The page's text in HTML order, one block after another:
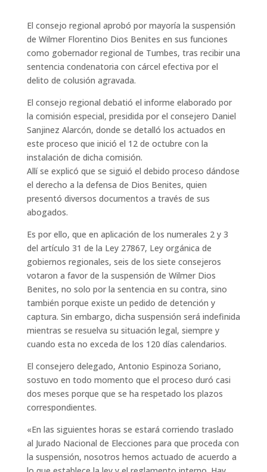
El consejo regional aprobó por mayoría la suspensión
de Wilmer Florentino Dios Benites en sus funciones
como gobernador regional de Tumbes, tras recibir una
sentencia condenatoria con cárcel efectiva por el
delito de colusión agravada.
El consejo regional debatió el informe elaborado por
la comisión especial, presidida por el consejero Daniel
Sanjinez Alarcón, donde se detalló los actuados en
este proceso que inició el 12 de octubre con la
instalación de dicha comisión.
Allí se explicó que se siguió el debido proceso dándose
el derecho a la defensa de Dios Benites, quien
presentó diversos documentos a través de sus
abogados.
Es por ello, que en aplicación de los numerales 2 y 3
del artículo 31 de la Ley 27867, Ley orgánica de
gobiernos regionales, seis de los siete consejeros
votaron a favor de la suspensión de Wilmer Dios
Benites, no solo por la sentencia en su contra, sino
también porque existe un pedido de detención y
captura. Sin embargo, dicha suspensión será indefinida
mientras se resuelva su situación legal, siempre y
cuando esta no exceda de los 120 días calendarios.
El consejero delegado, Antonio Espinoza Soriano,
sostuvo en todo momento que el proceso duró casi
dos meses porque que se ha respetado los plazos
correspondientes.
«En las siguientes horas se estará corriendo traslado
al Jurado Nacional de Elecciones para que proceda con
la suspensión, nosotros hemos actuado de acuerdo a